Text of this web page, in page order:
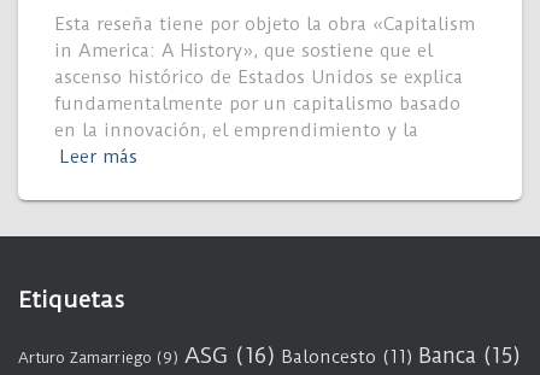
Esta reseña tiene por objeto la obra «Capitalism
in America: A History», que sostiene que el
ascenso histórico de Estados Unidos se explica
fundamentalmente por un capitalismo basado
en la innovación, el emprendimiento y la
Leer más
Etiquetas
Arturo Zamarriego (9) ASG (16) Baloncesto (11) Banca (15)